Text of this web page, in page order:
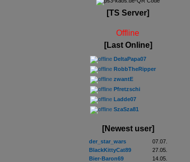
[TS Server]
Offline
[Last Online]
DeltaPapa07
RobbTheRipper
zwantE
Pfretzschi
Ladde07
SzaSza81
[Newest user]
der_star_wars
07.07.
BlackKittyCat89
27.05.
Bier-Baron69
14.05.